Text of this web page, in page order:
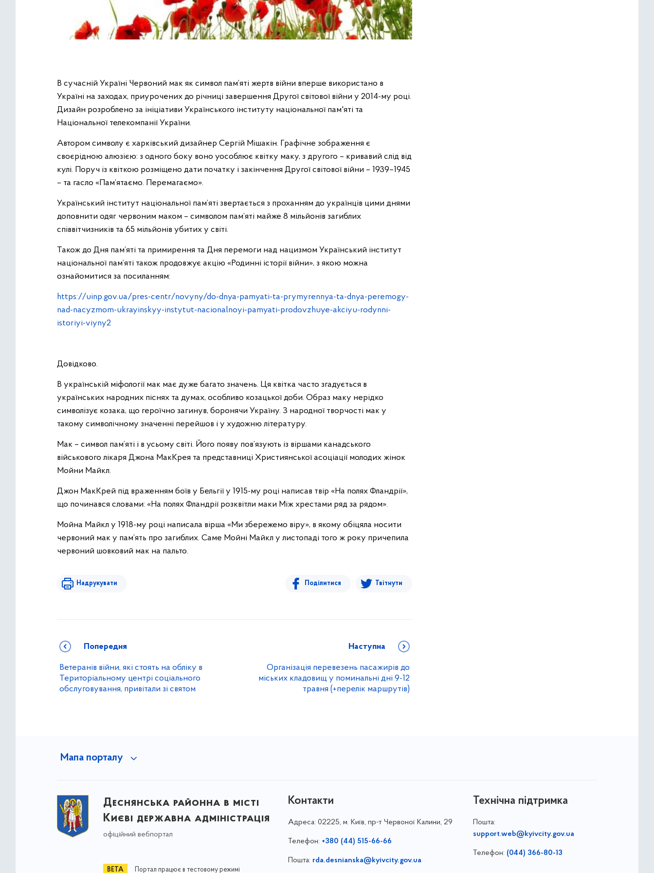
В сучасній Україні Червоний мак як символ пам’яті жертв війни вперше використано в
Україні на заходах, приурочених до річниці завершення Другої світової війни у 2014-му році.
Дизайн розроблено за ініціативи Українського інституту національної пам'яті та
Національної телекомпанії України.
Автором символу є харківський дизайнер Сергій Мішакін. Графічне зображення є
своєрідною алюзією: з одного боку воно уособлює квітку маку, з другого – кривавий слід від
кулі. Поруч із квіткою розміщено дати початку і закінчення Другої світової війни – 1939–1945
– та гасло «Пам’ятаємо. Перемагаємо».
Український інститут національної пам’яті звертається з проханням до українців цими днями
доповнити одяг червоним маком – символом пам’яті майже 8 мільйонів загиблих
співвітчизників та 65 мільйонів убитих у світі.
Також до Дня пам’яті та примирення та Дня перемоги над нацизмом Український інститут
національної пам’яті також продовжує акцію «Родинні історії війни», з якою можна
ознайомитися за посиланням:
https://uinp.gov.ua/pres-centr/novyny/do-dnya-pamyati-ta-prymyrennya-ta-dnya-peremogy-
nad-nacyzmom-ukrayinskyy-instytut-nacionalnoyi-pamyati-prodovzhuye-akciyu-rodynni-
istoriyi-viyny2
Довідково.
В українській міфології мак має дуже багато значень. Ця квітка часто згадується в
українських народних піснях та думах, особливо козацької доби. Образ маку нерідко
символізує козака, що героїчно загинув, боронячи Україну. З народної творчості мак у
такому символічному значенні перейшов і у художню літературу.
Мак – символ пам’яті і в усьому світі. Його появу пов’язують із віршами канадського
військового лікаря Джона МакКрея та представниці Християнської асоціації молодих жінок
Мойни Майкл.
Джон МакКрей під враженням боїв у Бельгії у 1915-му році написав твір «На полях Фландрії»,
що починався словами: «На полях Фландрії розквітли маки Між хрестами ряд за рядом».
Мойна Майкл у 1918-му році написала вірша «Ми збережемо віру», в якому обіцяла носити
червоний мак у пам’ять про загиблих. Саме Мойні Майкл у листопаді того ж року причепила
червоний шовковий мак на пальто.
Надрукувати Поділитися Твітнути
Попередня
Ветеранів війни, які стоять на обліку в
Територіальному центрі соціального
обслуговування, привітали зі святом
Наступна
Організація перевезень пасажирів до
міських кладовищ у поминальні дні 9-12
травня (+перелік маршрутів)
Мапа порталу
Деснянська районна в місті
Києві державна адміністрація
офіційний вебпортал
Портал працює в тестовому режимі
Контакти
Адреса: 02225, м. Київ, пр-т Червоної Калини, 29
Телефон: +380 (44) 515-66-66
Пошта: rda.desnianska@kyivcity.gov.ua
Технічна підтримка
Пошта:
support.web@kyivcity.gov.ua
Телефон: (044) 366-80-13